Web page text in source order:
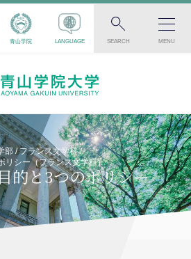
青山学院 LANGUAGE SEARCH MENU
部
フランス文学科
リシー（フランス文学科）
的と3つのポリシー